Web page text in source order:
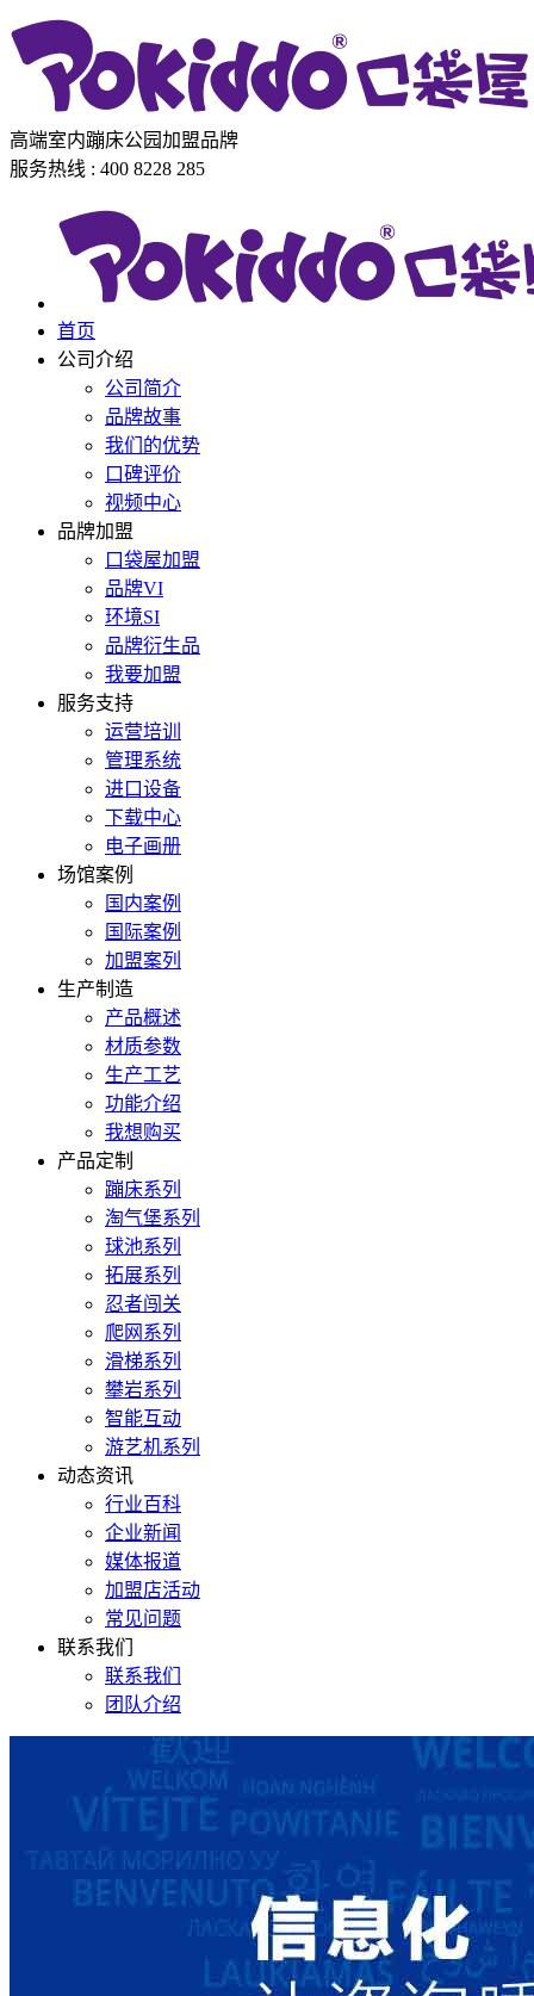
高端室内蹦床公园加盟品牌
服务热线 : 400 8228 285
首页
公司介绍
公司简介
品牌故事
我们的优势
口碑评价
视频中心
品牌加盟
口袋屋加盟
品牌VI
环境SI
品牌衍生品
我要加盟
服务支持
运营培训
管理系统
进口设备
下载中心
电子画册
场馆案例
国内案例
国际案例
加盟案列
生产制造
产品概述
材质参数
生产工艺
功能介绍
我想购买
产品定制
蹦床系列
淘气堡系列
球池系列
拓展系列
忍者闯关
爬网系列
滑梯系列
攀岩系列
智能互动
游艺机系列
动态资讯
行业百科
企业新闻
媒体报道
加盟店活动
常见问题
联系我们
联系我们
团队介绍